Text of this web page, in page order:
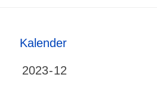
Kalender